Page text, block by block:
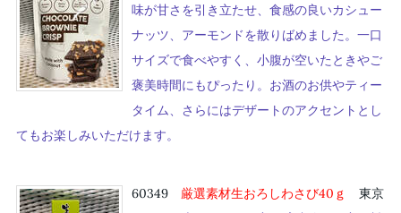
味が甘さを引き立たせ、食感の良いカシュー
ナッツ、アーモンドを散りばめました。一口
サイズで食べやすく、小腹が空いたときやご
褒美時間にもぴったり。お酒のお供やティー
タイム、さらにはデザートのアクセントとし
てもお楽しみいただけます。
60349 厳選素材生おろしわさび40ｇ
東京